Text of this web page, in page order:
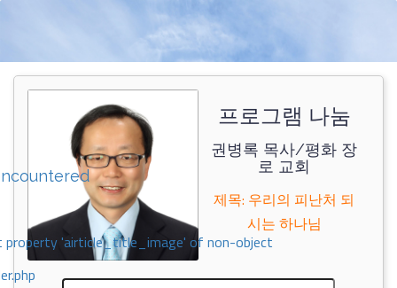
property 'airticle_title_image' of non-object
프로그램 나눔
권병록 목사/평화 장
로 교회
제목: 우리의 피난처 되
시는 하나님